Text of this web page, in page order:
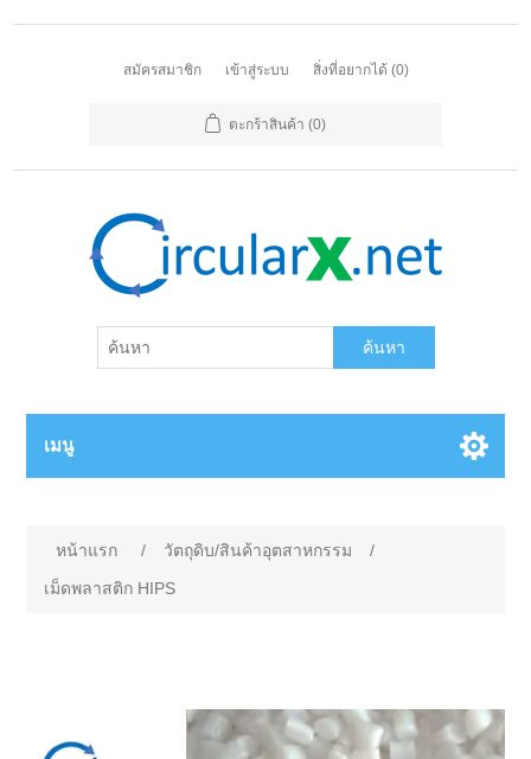
สมัครสมาชิก เข้าสู่ระบบ สิ่งที่อยากได้ (0)
ตะกร้าสินค้า (0)
ค้นหา
เมนู
หน้าแรก / วัตถุดิบ/สินค้าอุตสาหกรรม
/
เม็ดพลาสติก HIPS